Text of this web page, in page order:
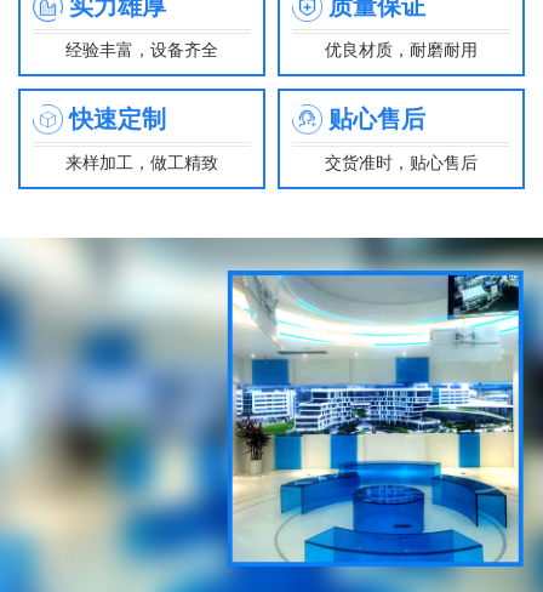
实力雄厚
经验丰富，设备齐全
质量保证
优良材质，耐磨耐用
快速定制
来样加工，做工精致
贴心售后
交货准时，贴心售后